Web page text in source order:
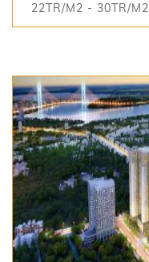
22TR/M2 - 30TR/M2